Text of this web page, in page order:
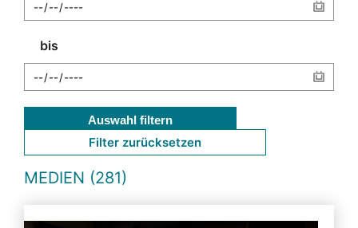
bis
Auswahl filtern
Filter zurücksetzen
MEDIEN (281)